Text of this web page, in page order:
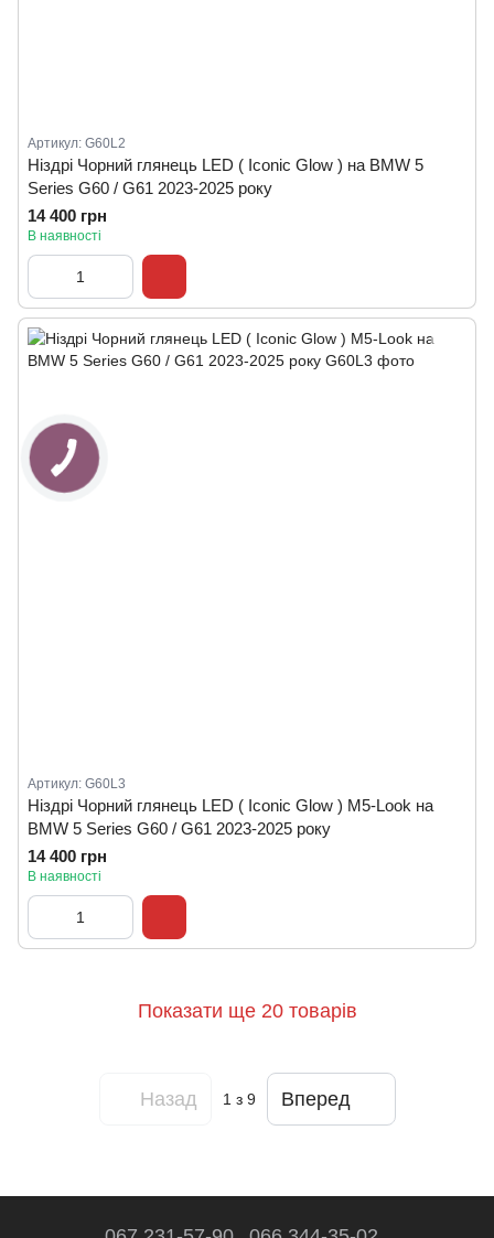
Артикул: G60L2
Ніздрі Чорний глянець LED ( Iconic Glow ) на BMW 5
Series G60 / G61 2023-2025 року
14 400 грн
В наявності
Артикул: G60L3
Ніздрі Чорний глянець LED ( Iconic Glow ) M5-Look на
BMW 5 Series G60 / G61 2023-2025 року
14 400 грн
В наявності
Показати ще 20 товарів
Назад 1 з 9 Вперед